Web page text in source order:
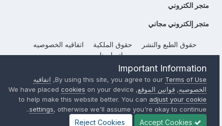
متجر الكتروني
متجر إلكتروني مجاني
حقوق الطبع والنشر حقوق الملكية
اتفاقيه الخصوصيه
إتصل بنا
Powered by Invision CommunityImportant Information
By using this site, you agree to ourTerms of Use
, اتفاقيه
الخصوصيه, قوانين الموقع, We have placed
cookies on your device
to help make this website better. You canadjust your cookie
settings , otherwise we'll assume you're okay to continue..
Accept Cookies